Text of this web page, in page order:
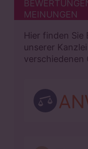
MEINUNGEN
Hier finden Sie
unserer
verschiedenen